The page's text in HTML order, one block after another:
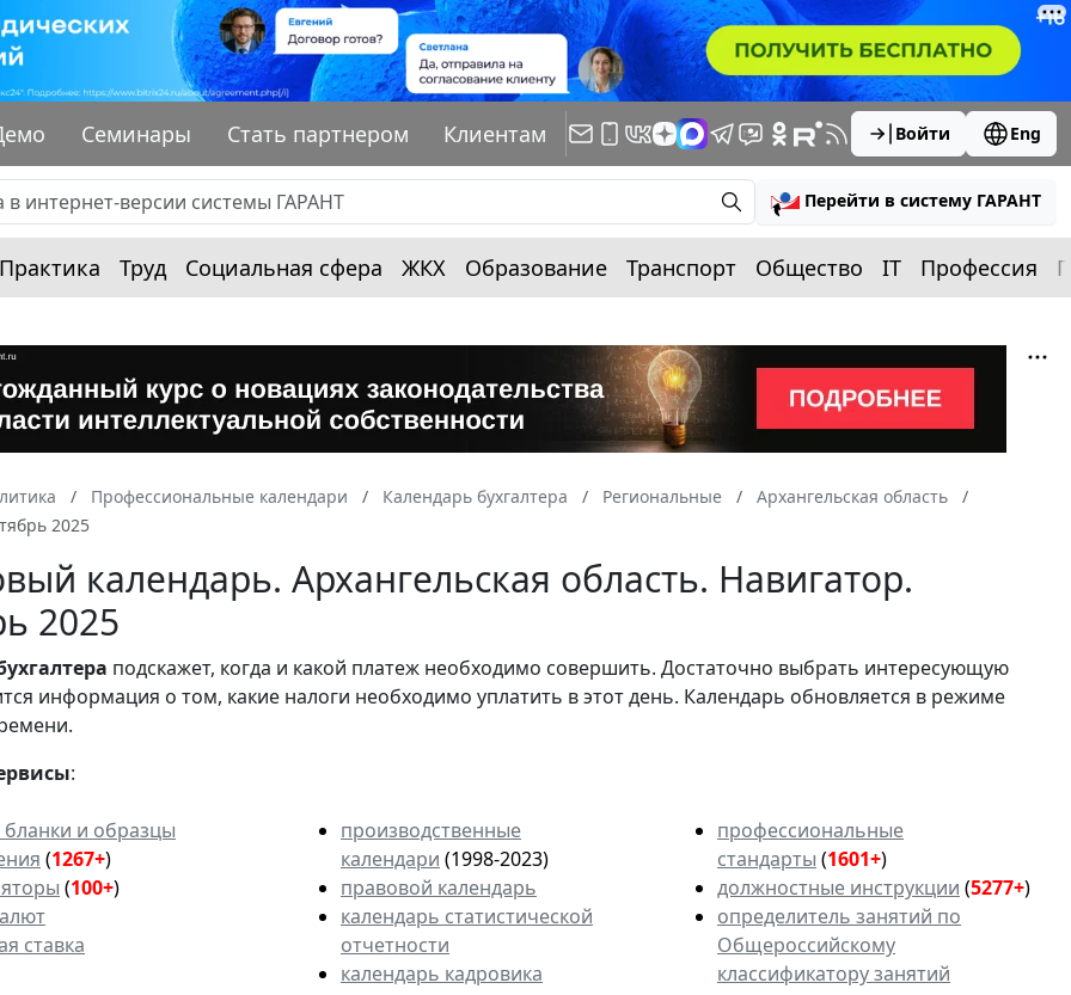
Семинары Стать партнером Клиентам Войти Eng
Перейти в систему ГАРАНТ
Практика Труд Социальная сфера ЖКХ Образование Транспорт Общество IT Профессия
Профессиональные календари Календарь бухгалтера Региональные
Архангельская область
2025
календарь. Архангельская область. Навигатор.
2025
подскажет, когда и какой платеж необходимо совершить. Достаточно выбрать интересующую
информация о том, какие налоги необходимо уплатить в этот день. Календарь обновляется в режиме
:
и образцы
(1267+)
(100+)
ставка
производственные
календари (1998-2023)
правовой календарь
календарь статистической
отчетности
календарь кадровика
профессиональные
стандарты (1601+)
должностные инструкции (5277+)
определитель занятий по
Общероссийскому
классификатору занятий